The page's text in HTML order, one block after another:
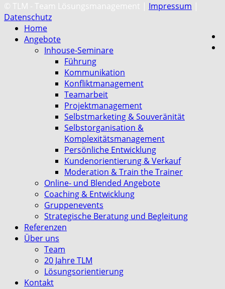
© TLM - Team Lösungsmanagement | Impressum |
Datenschutz
Home
Angebote
Inhouse-Seminare
Führung
Kommunikation
Konfliktmanagement
Teamarbeit
Projektmanagement
Selbstmarketing & Souveränität
Selbstorganisation &
Komplexitätsmanagement
Persönliche Entwicklung
Kundenorientierung & Verkauf
Moderation & Train the Trainer
Online- und Blended Angebote
Coaching & Entwicklung
Gruppenevents
Strategische Beratung und Begleitung
Referenzen
Über uns
Team
20 Jahre TLM
Lösungsorientierung
Kontakt